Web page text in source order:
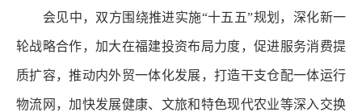
会见中，双方围绕推进实施“十五五”规划，深化新一
轮战略合作，加大在福建投资布局力度，促进服务消费提
质扩容，推动内外贸一体化发展，打造干支仓配一体运行
物流网，加快发展健康、文旅和特色现代农业等深入交换